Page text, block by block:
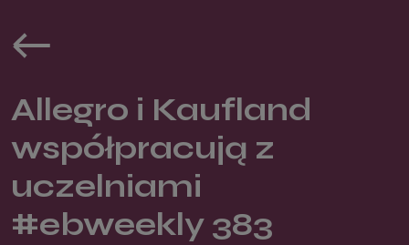
Allegro i Kaufland
współpracują z
uczelniami
#ebweekly 383